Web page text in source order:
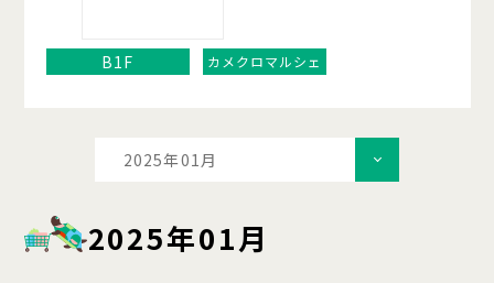
B1F カメクロマルシェ
2025年01月
2025年01月